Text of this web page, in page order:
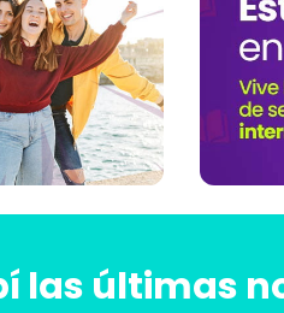
las últimas